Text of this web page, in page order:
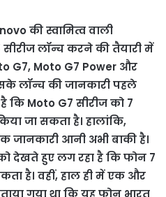
की स्वामित्व वाली
लॉन्च करने की तैयारी में
G7, Moto G7 Power और
लॉन्च की जानकारी पहले
कि Moto G7 सीरीज को 7
जा सकता है। हालांकि,
आनी अभी बाकी है।
देखते हुए लग रहा है कि फोन 7
है। वहीं, हाल ही में एक और